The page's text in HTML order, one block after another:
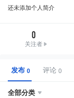
还未添加个人简介
0
关注者
发布 评论
全部分类 